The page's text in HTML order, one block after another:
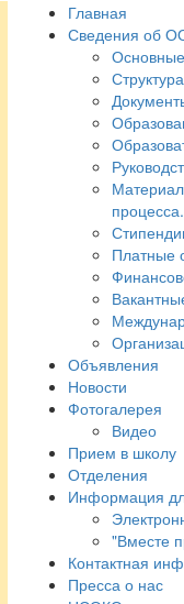
Главная
Сведения об
Платные
Объявления
Новости
Фотогалерея
Видео
Прием в школу
Отделения
Информация
"Вместе
Контактная
Пресса о нас